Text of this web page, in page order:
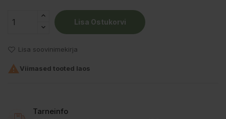
Lisa Ostukorvi
Lisa soovinimekirja
 Viimased tooted laos
Tarneinfo